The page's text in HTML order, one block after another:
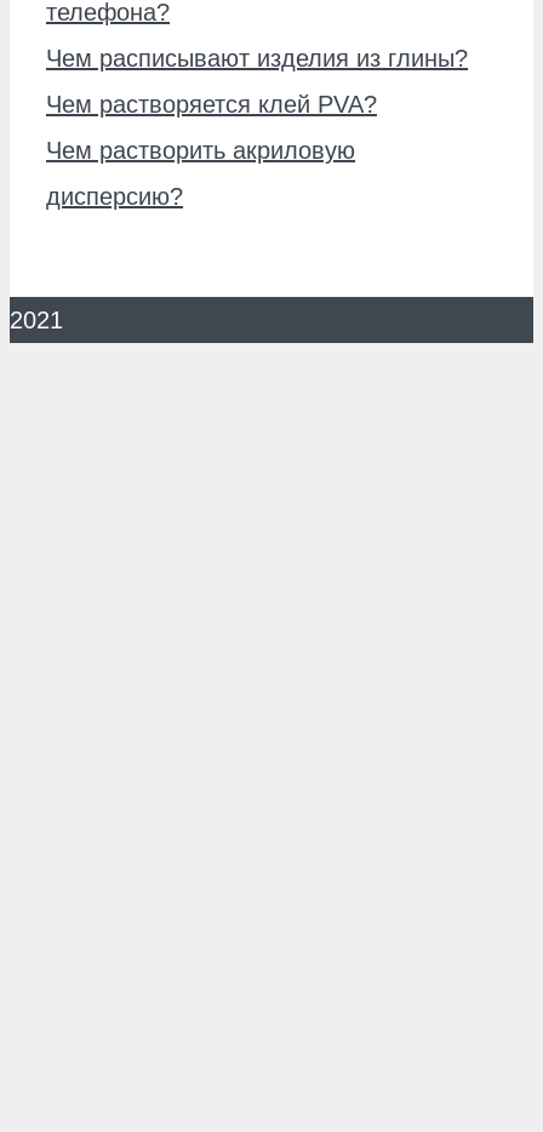
телефона?
Чем расписывают изделия из глины?
Чем растворяется клей PVA?
Чем растворить акриловую
дисперсию?
2021